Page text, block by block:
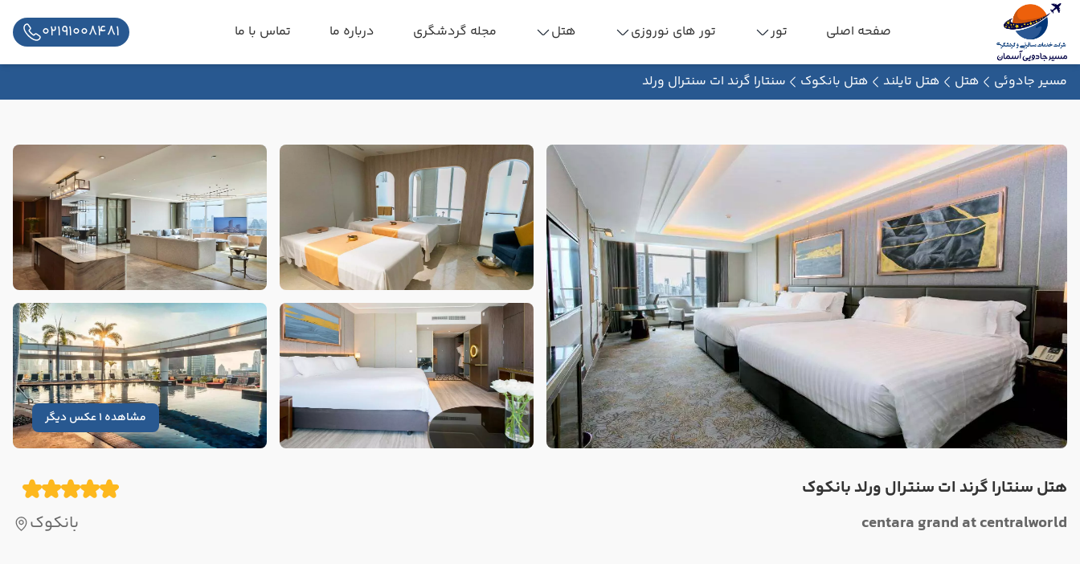
صفحه اصلی تور تور های نوروزی هتل مجله گردشگری درباره ما تماس با ما 02191008481
مسیر جادوئی هتل هتل تایلند هتل بانکوک سنتارا گرند ات سنترال ورلد
مشاهده 1 عکس دیگر
هتل سنتارا گرند ات سنترال ورلد بانکوک
centara grand at centralworld
بانکوک